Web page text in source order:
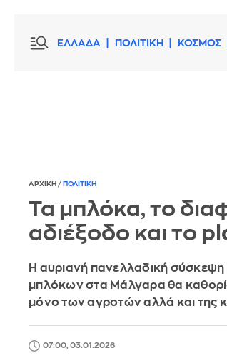
ΕΛΛΑΔΑ ΠΟΛΙΤΙΚΗ ΚΟΣΜΟΣ
ΑΡΧΙΚΗ / ΠΟΛΙΤΙΚΗ
Τα μπλόκα, το
αδιέξοδο και το
Η αυριανή πανελλαδική
μπλόκων στα Μάλγαρα θα
μόνο των αγροτών αλλά και της
07:00, 03.01.2026